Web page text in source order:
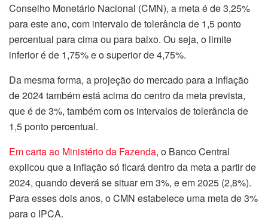
Conselho Monetário Nacional (CMN), a meta é de 3,25%
para este ano, com intervalo de tolerância de 1,5 ponto
percentual para cima ou para baixo. Ou seja, o limite
inferior é de 1,75% e o superior de 4,75%.
Da mesma forma, a projeção do mercado para a inflação
de 2024 também está acima do centro da meta prevista,
que é de 3%, também com os intervalos de tolerância de
1,5 ponto percentual.
Em carta ao Ministério da Fazenda, o Banco Central
explicou que a inflação só ficará dentro da meta a partir de
2024, quando deverá se situar em 3%, e em 2025 (2,8%).
Para esses dois anos, o CMN estabelece uma meta de 3%
para o IPCA.